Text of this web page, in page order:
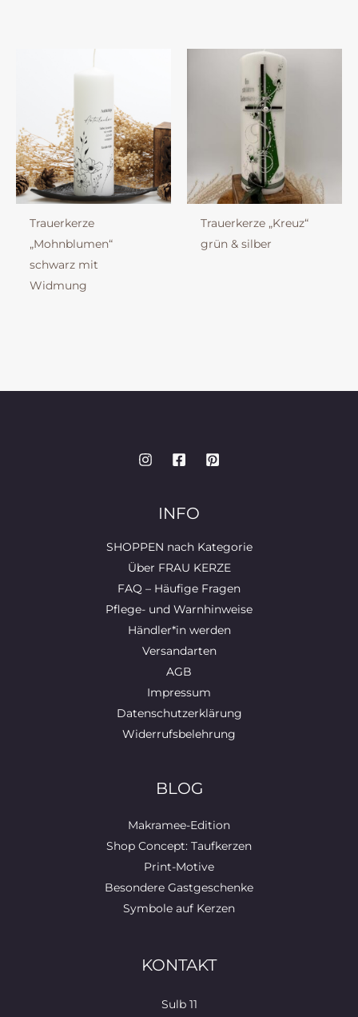
Trauerkerze
„Mohnblumen“
schwarz mit
Widmung
Trauerkerze „Kreuz“
grün & silber
INFO
SHOPPEN nach Kategorie
Über FRAU KERZE
FAQ – Häufige Fragen
Pflege- und Warnhinweise
Händler*in werden
Versandarten
AGB
Impressum
Datenschutzerklärung
Widerrufsbelehrung
BLOG
Makramee-Edition
Shop Concept: Taufkerzen
Print-Motive
Besondere Gastgeschenke
Symbole auf Kerzen
KONTAKT
Sulb 11